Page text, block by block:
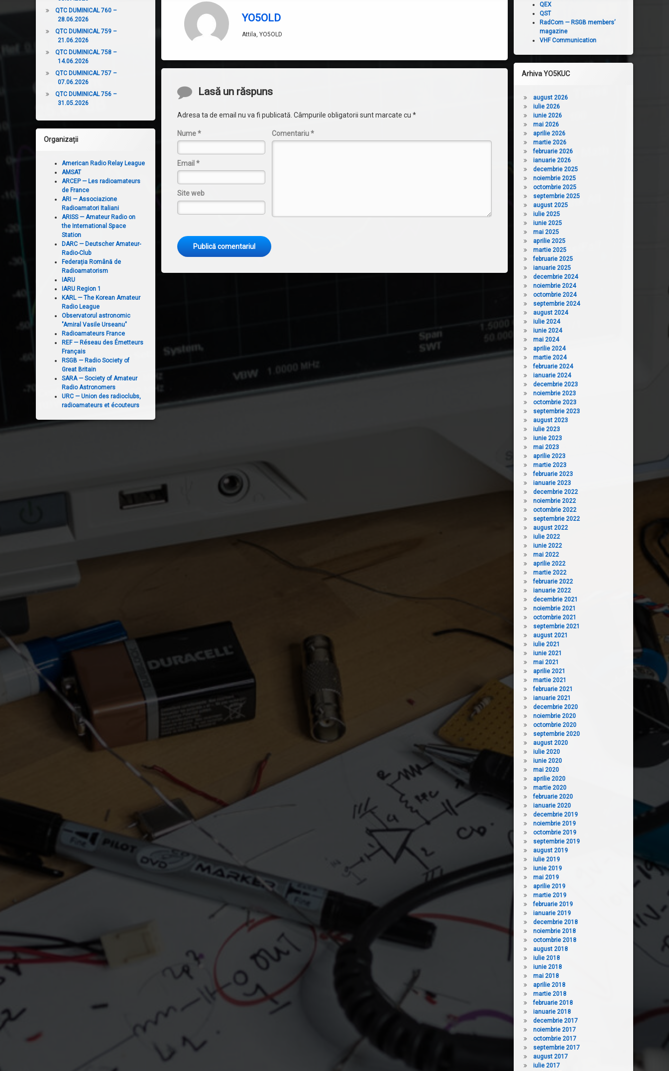
YO5OLD
Attila, YO5OLD
Comentarii
Lasă un răspuns
Adresa ta de email nu va fi publicată. Câmpurile obligatorii sunt marcate cu *
Comentariu*
Nume*
Email *
Site web
QTC DUMINICAL 760 –
28.06.2026
QTC DUMINICAL 759 –
21.06.2026
QTC DUMINICAL 758 –
14.06.2026
QTC DUMINICAL 757 –
07.06.2026
QTC DUMINICAL 756 –
31.05.2026
Organizații
American Radio Relay League
AMSAT
ARCEP — Les radioamateurs
de France
ARI — Associazione
Radioamatori Italiani
ARISS — Amateur Radio on
the International Space
Station
DARC — Deutscher Amateur-
Radio-Club
Federația Română de
Radioamatorism
IARU
IARU Region 1
KARL — The Korean Amateur
Radio League
Observatorul astronomic
"Amiral Vasile Urseanu"
Radioamateurs France
REF — Réseau des Émetteurs
Français
RSGB — Radio Society of
Great Britain
SARA — Society of Amateur
Radio Astronomers
URC — Union des radioclubs,
radioamateurs et écouteurs
QEX
QST
RadCom — RSGB members’
magazine
VHF Communication
Arhiva YO5KUC
august 2026
iulie 2026
iunie 2026
mai 2026
aprilie 2026
martie 2026
februarie 2026
ianuarie 2026
decembrie 2025
noiembrie 2025
octombrie 2025
septembrie 2025
august 2025
iulie 2025
iunie 2025
mai 2025
aprilie 2025
martie 2025
februarie 2025
ianuarie 2025
decembrie 2024
noiembrie 2024
octombrie 2024
septembrie 2024
august 2024
iulie 2024
iunie 2024
mai 2024
aprilie 2024
martie 2024
februarie 2024
ianuarie 2024
decembrie 2023
noiembrie 2023
octombrie 2023
septembrie 2023
august 2023
iulie 2023
iunie 2023
mai 2023
aprilie 2023
martie 2023
februarie 2023
ianuarie 2023
decembrie 2022
noiembrie 2022
octombrie 2022
septembrie 2022
august 2022
iulie 2022
iunie 2022
mai 2022
aprilie 2022
martie 2022
februarie 2022
ianuarie 2022
decembrie 2021
noiembrie 2021
octombrie 2021
septembrie 2021
august 2021
iulie 2021
iunie 2021
mai 2021
aprilie 2021
martie 2021
februarie 2021
ianuarie 2021
decembrie 2020
noiembrie 2020
octombrie 2020
septembrie 2020
august 2020
iulie 2020
iunie 2020
mai 2020
aprilie 2020
martie 2020
februarie 2020
ianuarie 2020
decembrie 2019
noiembrie 2019
octombrie 2019
septembrie 2019
august 2019
iulie 2019
iunie 2019
mai 2019
aprilie 2019
martie 2019
februarie 2019
ianuarie 2019
decembrie 2018
noiembrie 2018
octombrie 2018
august 2018
iulie 2018
iunie 2018
mai 2018
aprilie 2018
martie 2018
februarie 2018
ianuarie 2018
decembrie 2017
noiembrie 2017
octombrie 2017
septembrie 2017
august 2017
iulie 2017